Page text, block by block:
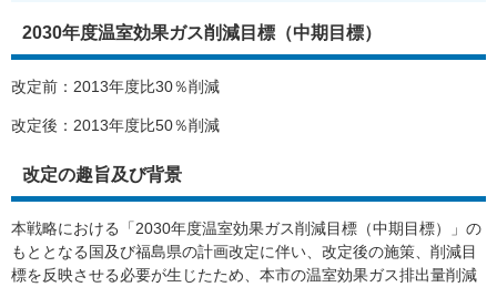
2030年度温室効果ガス削減目標（中期目標）
改定前：2013年度比30％削減
改定後：2013年度比50％削減
改定の趣旨及び背景
本戦略における「2030年度温室効果ガス削減目標（中期目標）」の
もととなる国及び福島県の計画改定に伴い、改定後の施策、削減目
標を反映させる必要が生じたため、本市の温室効果ガス排出量削減